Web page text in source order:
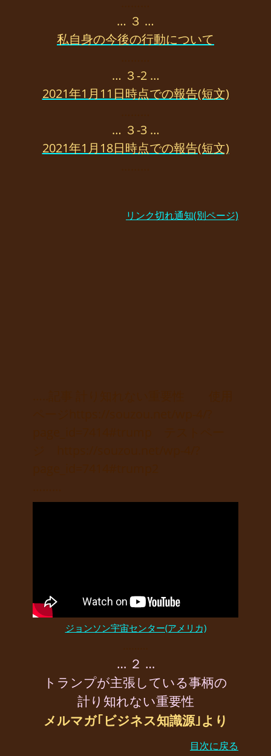
… ３ …
私自身の今後の行動について
… ３-2 …
2021年1月11日時点での報告(短文)
… ３-3 …
2021年1月18日時点での報告(短文)
リンク切れ通知(別ページ)
ジョンソン宇宙センター(アメリカ)
… ２ …
トランプが主張している事柄の
計り知れない重要性
メルマガ｢ビジネス知識源｣より
目次に戻る